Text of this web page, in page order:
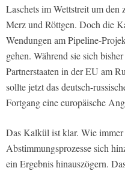
Laschets im Wettstreit um
Merz und Röttgen. Doch die
Wendungen am Pipeline-
gehen. Während sie sich
Partnerstaaten in der EU am
sollte jetzt das deutsch-
Fortgang eine europäische
Das Kalkül ist klar. Wie
Abstimmungsprozesse sich
ein Ergebnis hinauszögern.